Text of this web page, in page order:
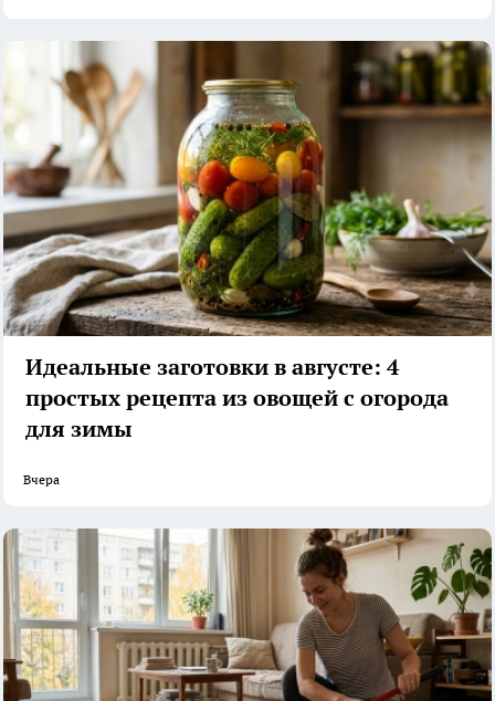
Идеальные заготовки в августе: 4
простых рецепта из овощей с огорода
для зимы
Вчера